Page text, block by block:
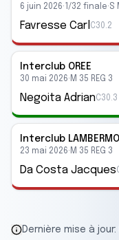
6 juin 2026· 1/32 finale·S
Favresse Carl C30.2
Interclub OREE
30 mai 2026· M 35 REG 3
Negoita AdrianC30.3
Interclub
23 mai 2026· M 35 REG 3
Da Costa Jacques
Dernière mise à jour: